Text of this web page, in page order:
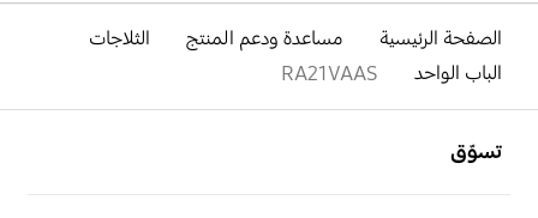
الصفحة الرئيسية مساعدة ودعم المنتج
الثلاجات
الباب الواحد
RA21VAAS
تسوّق